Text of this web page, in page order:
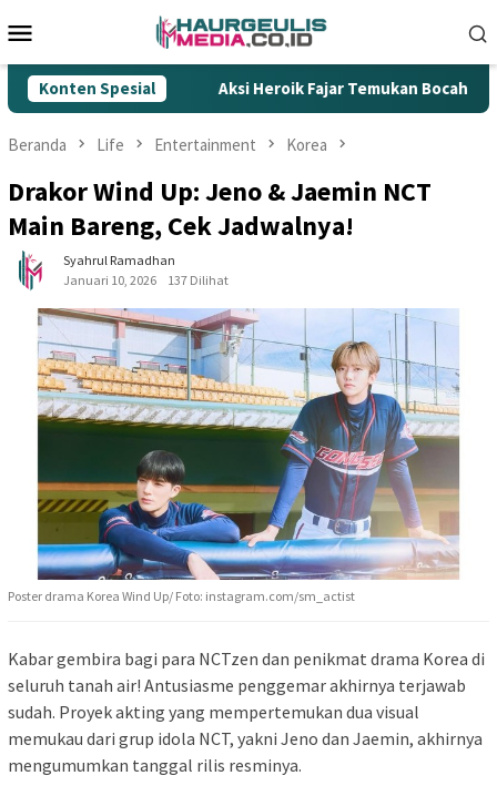
ke
Mobile
Konten Spesial
Ilegal Aksi Heroik Fajar Temukan Bocah Tenggelam
Beranda Life Entertainment Korea
Drakor Wind Up: Jeno & Jaemin NCT
Main Bareng, Cek Jadwalnya!
Syahrul Ramadhan
Januari 10, 2026
137 Dilihat
Poster drama Korea Wind Up/ Foto: instagram.com/sm_actist
Kabar gembira bagi para NCTzen dan penikmat drama Korea di
seluruh tanah air! Antusiasme penggemar akhirnya terjawab
sudah. Proyek akting yang mempertemukan dua visual
memukau dari grup idola NCT, yakni Jeno dan Jaemin, akhirnya
mengumumkan tanggal rilis resminya.